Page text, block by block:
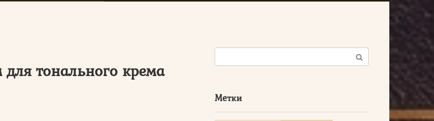
тонального крема
Поиск:
Метки